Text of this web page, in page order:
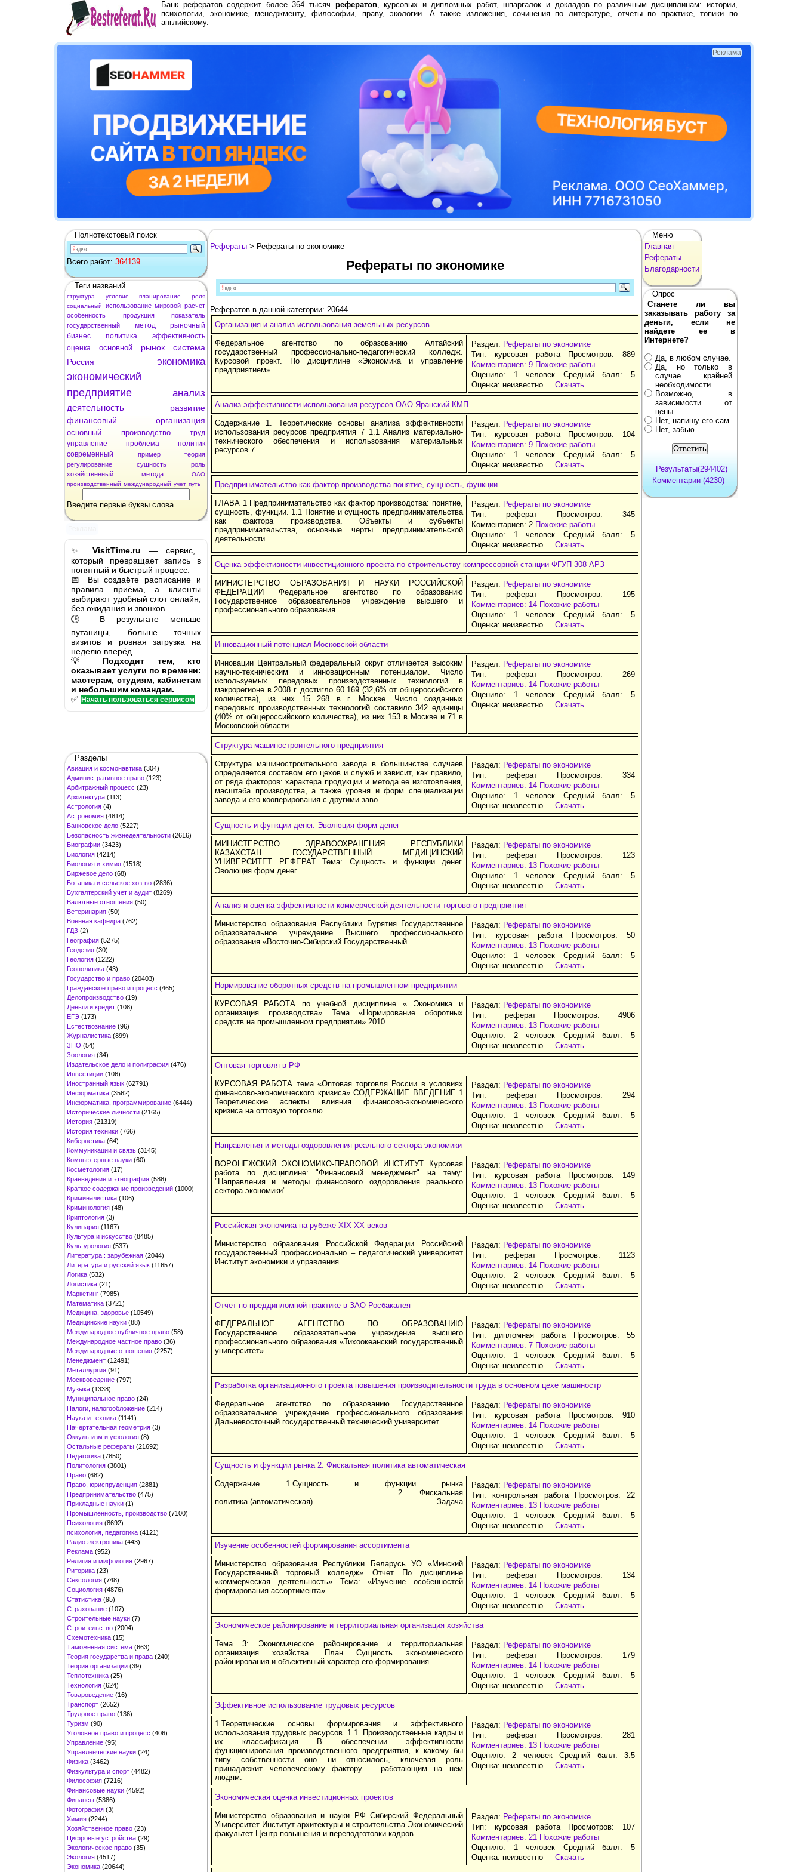
Банк рефератов содержит более 364 тысяч рефератов, курсовых и дипломных работ, шпаргалок и докладов по различным дисциплинам: истории,
психологии, экономике, менеджменту, философии, праву, экологии. А также изложения, сочинения по литературе, отчеты по практике, топики по
английскому.
Реклама
Полнотекстовый поиск
Всего работ: 364139
Теги названий
структура условие планирование
роля
социальный
использование мировой расчет
особенность
продукция
показатель
государственный
метод
рыночный
бизнес
политика
эффективность
оценка
основной рынок
система
Россия
экономика
экономический
предприятие
анализ
деятельность
развитие
финансовый
организация
основный производство
труд
управление
проблема
политик
современный
пример
теория
регулирование
сущность
роль
хозяйственный
метода
ОАО
производственный международный учет путь
Введите первые буквы слова
✨ VisitTime.ru — сервис,
который превращает запись в
понятный и быстрый процесс.
📅 Вы создаёте расписание и
правила приёма, а клиенты
выбирают удобный слот онлайн,
без ожидания и звонков.
🕒 В результате меньше
путаницы, больше точных
визитов и ровная загрузка на
неделю вперёд.
💡 Подходит тем, кто
оказывает услуги по времени:
мастерам, студиям, кабинетам
и небольшим командам.
✅ Начать пользоваться сервисом
Разделы
Авиация и космонавтика (304)
Административное право (123)
Арбитражный процесс (23)
Архитектура (113)
Астрология (4)
Астрономия (4814)
Банковское дело (5227)
Безопасность жизнедеятельности (2616)
Биографии (3423)
Биология (4214)
Биология и химия (1518)
Биржевое дело (68)
Ботаника и сельское хоз-во (2836)
Бухгалтерский учет и аудит (8269)
Валютные отношения (50)
Ветеринария (50)
Военная кафедра (762)
ГДЗ (2)
География (5275)
Геодезия (30)
Геология (1222)
Геополитика (43)
Государство и право (20403)
Гражданское право и процесс (465)
Делопроизводство (19)
Деньги и кредит (108)
ЕГЭ (173)
Естествознание (96)
Журналистика (899)
ЗНО (54)
Зоология (34)
Издательское дело и полиграфия (476)
Инвестиции (106)
Иностранный язык (62791)
Информатика (3562)
Информатика, программирование (6444)
Исторические личности (2165)
История (21319)
История техники (766)
Кибернетика (64)
Коммуникации и связь (3145)
Компьютерные науки (60)
Косметология (17)
Краеведение и этнография (588)
Краткое содержание произведений (1000)
Криминалистика (106)
Криминология (48)
Криптология (3)
Кулинария (1167)
Культура и искусство (8485)
Культурология (537)
Литература : зарубежная (2044)
Литература и русский язык (11657)
Логика (532)
Логистика (21)
Маркетинг (7985)
Математика (3721)
Медицина, здоровье (10549)
Медицинские науки (88)
Международное публичное право (58)
Международное частное право (36)
Международные отношения (2257)
Менеджмент (12491)
Металлургия (91)
Москвоведение (797)
Музыка (1338)
Муниципальное право (24)
Налоги, налогообложение (214)
Наука и техника (1141)
Начертательная геометрия (3)
Оккультизм и уфология (8)
Остальные рефераты (21692)
Педагогика (7850)
Политология (3801)
Право (682)
Право, юриспруденция (2881)
Предпринимательство (475)
Прикладные науки (1)
Промышленность, производство (7100)
Психология (8692)
психология, педагогика (4121)
Радиоэлектроника (443)
Реклама (952)
Религия и мифология (2967)
Риторика (23)
Сексология (748)
Социология (4876)
Статистика (95)
Страхование (107)
Строительные науки (7)
Строительство (2004)
Схемотехника (15)
Таможенная система (663)
Теория государства и права (240)
Теория организации (39)
Теплотехника (25)
Технология (624)
Товароведение (16)
Транспорт (2652)
Трудовое право (136)
Туризм (90)
Уголовное право и процесс (406)
Управление (95)
Управленческие науки (24)
Физика (3462)
Физкультура и спорт (4482)
Философия (7216)
Финансовые науки (4592)
Финансы (5386)
Фотография (3)
Химия (2244)
Хозяйственное право (23)
Цифровые устройства (29)
Экологическое право (35)
Экология (4517)
Экономика (20644)
Рефераты > Рефераты по экономике
Рефераты по экономике
Рефератов в данной категории: 20644
Организация и анализ использования земельных ресурсов
Федеральное агентство по образованию Алтайский
государственный профессионально-педагогический колледж.
Курсовой проект. По дисциплине «Экономика и управление
предприятием».
Раздел: Рефераты по экономике
Тип: курсовая работа Просмотров: 889
Комментариев: 9 Похожие работы
Оценило: 1 человек Средний балл: 5
Оценка: неизвестно Скачать
Анализ эффективности использования ресурсов ОАО Яранский КМП
Содержание 1. Теоретические основы анализа эффективности
использования ресурсов предприятия 7 1.1 Анализ материально-
технического обеспечения и использования материальных
ресурсов 7
Раздел: Рефераты по экономике
Тип: курсовая работа Просмотров: 104
Комментариев: 9 Похожие работы
Оценило: 1 человек Средний балл: 5
Оценка: неизвестно Скачать
Предпринимательство как фактор производства понятие, сущность, функции.
ГЛАВА 1 Предпринимательство как фактор производства: понятие,
сущность, функции. 1.1 Понятие и сущность предпринимательства
как фактора производства. Объекты и субъекты
предпринимательства, основные черты предпринимательской
деятельности
Раздел: Рефераты по экономике
Тип: реферат Просмотров: 345
Комментариев: 2 Похожие работы
Оценило: 1 человек Средний балл: 5
Оценка: неизвестно Скачать
Оценка эффективности инвестиционного проекта по строительству компрессорной станции ФГУП 308 АРЗ
МИНИСТЕРСТВО ОБРАЗОВАНИЯ И НАУКИ РОССИЙСКОЙ
ФЕДЕРАЦИИ Федеральное агентство по образованию
Государственное образовательное учреждение высшего и
профессионального образования
Раздел: Рефераты по экономике
Тип: реферат Просмотров: 195
Комментариев: 14 Похожие работы
Оценило: 1 человек Средний балл: 5
Оценка: неизвестно Скачать
Инновационный потенциал Московской области
Инновации Центральный федеральный округ отличается высоким
научно-техническим и инновационным потенциалом. Число
используемых передовых производственных технологий в
макрорегионе в 2008 г. достигло 60 169 (32,6% от общероссийского
количества), из них 15 268 в г. Москве. Число созданных
передовых производственных технологий составило 342 единицы
(40% от общероссийского количества), из них 153 в Москве и 71 в
Московской области.
Раздел: Рефераты по экономике
Тип: реферат Просмотров: 269
Комментариев: 14 Похожие работы
Оценило: 1 человек Средний балл: 5
Оценка: неизвестно Скачать
Структура машиностроительного предприятия
Структура машиностроительного завода в большинстве случаев
определяется составом его цехов и служб и зависит, как правило,
от ряда факторов: характера продукции и метода ее изготовления,
масштаба производства, а также уровня и форм специализации
завода и его кооперирования с другими заво
Раздел: Рефераты по экономике
Тип: реферат Просмотров: 334
Комментариев: 14 Похожие работы
Оценило: 1 человек Средний балл: 5
Оценка: неизвестно Скачать
Сущность и функции денег. Эволюция форм денег
МИНИСТЕРСТВО ЗДРАВООХРАНЕНИЯ РЕСПУБЛИКИ
КАЗАХСТАН ГОСУДАРСТВЕННЫЙ МЕДИЦИНСКИЙ
УНИВЕРСИТЕТ РЕФЕРАТ Тема: Сущность и функции денег.
Эволюция форм денег.
Раздел: Рефераты по экономике
Тип: реферат Просмотров: 123
Комментариев: 13 Похожие работы
Оценило: 1 человек Средний балл: 5
Оценка: неизвестно Скачать
Анализ и оценка эффективности коммерческой деятельности торгового предприятия
Министерство образования Республики Бурятия Государственное
образовательное учреждение Высшего профессионального
образования «Восточно-Сибирский Государственный
Раздел: Рефераты по экономике
Тип: курсовая работа Просмотров: 50
Комментариев: 13 Похожие работы
Оценило: 1 человек Средний балл: 5
Оценка: неизвестно Скачать
Нормирование оборотных средств на промышленном предприятии
КУРСОВАЯ РАБОТА по учебной дисциплине « Экономика и
организация производства» Тема «Нормирование оборотных
средств на промышленном предприятии» 2010
Раздел: Рефераты по экономике
Тип: реферат Просмотров: 4906
Комментариев: 13 Похожие работы
Оценило: 2 человек Средний балл: 5
Оценка: неизвестно Скачать
Оптовая торговля в РФ
КУРСОВАЯ РАБОТА тема «Оптовая торговля России в условиях
финансово-экономического кризиса» СОДЕРЖАНИЕ ВВЕДЕНИЕ 1
Теоретические аспекты влияния финансово-экономического
кризиса на оптовую торговлю
Раздел: Рефераты по экономике
Тип: реферат Просмотров: 294
Комментариев: 13 Похожие работы
Оценило: 1 человек Средний балл: 5
Оценка: неизвестно Скачать
Направления и методы оздоровления реального сектора экономики
ВОРОНЕЖСКИЙ ЭКОНОМИКО-ПРАВОВОЙ ИНСТИТУТ Курсовая
работа по дисциплине: "Финансовый менеджмент" на тему:
"Направления и методы финансового оздоровления реального
сектора экономики"
Раздел: Рефераты по экономике
Тип: курсовая работа Просмотров: 149
Комментариев: 13 Похожие работы
Оценило: 1 человек Средний балл: 5
Оценка: неизвестно Скачать
Российская экономика на рубеже ХIX XX веков
Министерство образования Российской Федерации Российский
государственный профессионально – педагогический университет
Институт экономики и управления
Раздел: Рефераты по экономике
Тип: реферат Просмотров: 1123
Комментариев: 14 Похожие работы
Оценило: 2 человек Средний балл: 5
Оценка: неизвестно Скачать
Отчет по преддипломной практике в ЗАО Росбакалея
ФЕДЕРАЛЬНОЕ АГЕНТСТВО ПО ОБРАЗОВАНИЮ
Государственное образовательное учреждение высшего
профессионального образования «Тихоокеанский государственный
университет»
Раздел: Рефераты по экономике
Тип: дипломная работа Просмотров: 55
Комментариев: 7 Похожие работы
Оценило: 1 человек Средний балл: 5
Оценка: неизвестно Скачать
Разработка организационного проекта повышения производительности труда в основном цехе машиностр
Федеральное агентство по образованию Государственное
образовательное учреждение профессионального образования
Дальневосточный государственный технический университет
Раздел: Рефераты по экономике
Тип: курсовая работа Просмотров: 910
Комментариев: 14 Похожие работы
Оценило: 1 человек Средний балл: 5
Оценка: неизвестно Скачать
Сущность и функции рынка 2. Фискальная политика автоматическая
Содержание 1.Сущность и функции рынка
……………………………………………………….. 2. Фискальная
политика (автоматическая) ………………………………………. Задача
Раздел: Рефераты по экономике
Тип: контрольная работа Просмотров: 22
Комментариев: 13 Похожие работы
Оценило: 1 человек Средний балл: 5
Оценка: неизвестно Скачать
Изучение особенностей формирования ассортимента
Министерство образования Республики Беларусь УО «Минский
Государственный торговый колледж» Отчет По дисциплине
«коммерческая деятельность» Тема: «Изучение особенностей
формирования ассортимента»
Раздел: Рефераты по экономике
Тип: реферат Просмотров: 134
Комментариев: 14 Похожие работы
Оценило: 1 человек Средний балл: 5
Оценка: неизвестно Скачать
Экономическое районирование и территориальная организация хозяйства
Тема 3: Экономическое районирование и территориальная
организация хозяйства. План Сущность экономического
районирования и объективный характер его формирования.
Раздел: Рефераты по экономике
Тип: реферат Просмотров: 179
Комментариев: 14 Похожие работы
Оценило: 1 человек Средний балл: 5
Оценка: неизвестно Скачать
Эффективное использование трудовых ресурсов
1.Теоретические основы формирования и эффективного
использования трудовых ресурсов. 1.1. Производственные кадры и
их классификация В обеспечении эффективности
функционирования производственного предприятия, к какому бы
типу собственности оно ни относилось, ключевая роль
принадлежит человеческому фактору – работающим на нем
людям.
Раздел: Рефераты по экономике
Тип: реферат Просмотров: 281
Комментариев: 13 Похожие работы
Оценило: 2 человек Средний балл: 3.5
Оценка: неизвестно Скачать
Экономическая оценка инвестиционных проектов
Министерство образования и науки РФ Сибирский Федеральный
Университет Институт архитектуры и строительства Экономический
факультет Центр повышения и переподготовки кадров
Раздел: Рефераты по экономике
Тип: курсовая работа Просмотров: 107
Комментариев: 21 Похожие работы
Оценило: 1 человек Средний балл: 5
Оценка: неизвестно Скачать
Меню
Главная
Рефераты
Благодарности
Опрос
Станете ли вы
заказывать работу за
деньги, если не
найдете ее в
Интернете?
Да, в любом случае.
Да, но только в
случае крайней
необходимости.
Возможно, в
зависимости от
цены.
Нет, напишу его сам.
Нет, забью.
Результаты(294402)
Комментарии (4230)